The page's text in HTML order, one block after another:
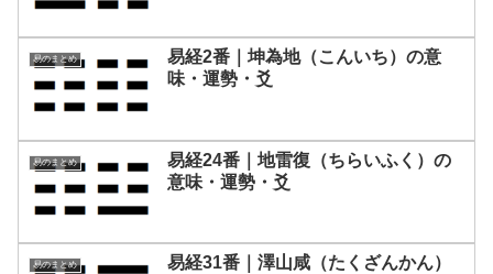
易のまとめ
易経2番｜坤為地（こんいち）の意
味・運勢・爻
易のまとめ
易経24番｜地雷復（ちらいふく）の
意味・運勢・爻
易のまとめ
易経31番｜澤山咸（たくざんかん）